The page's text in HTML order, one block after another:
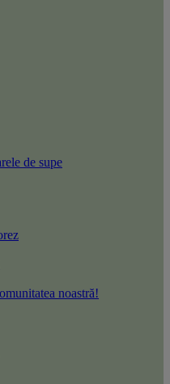
de supe
noastră!